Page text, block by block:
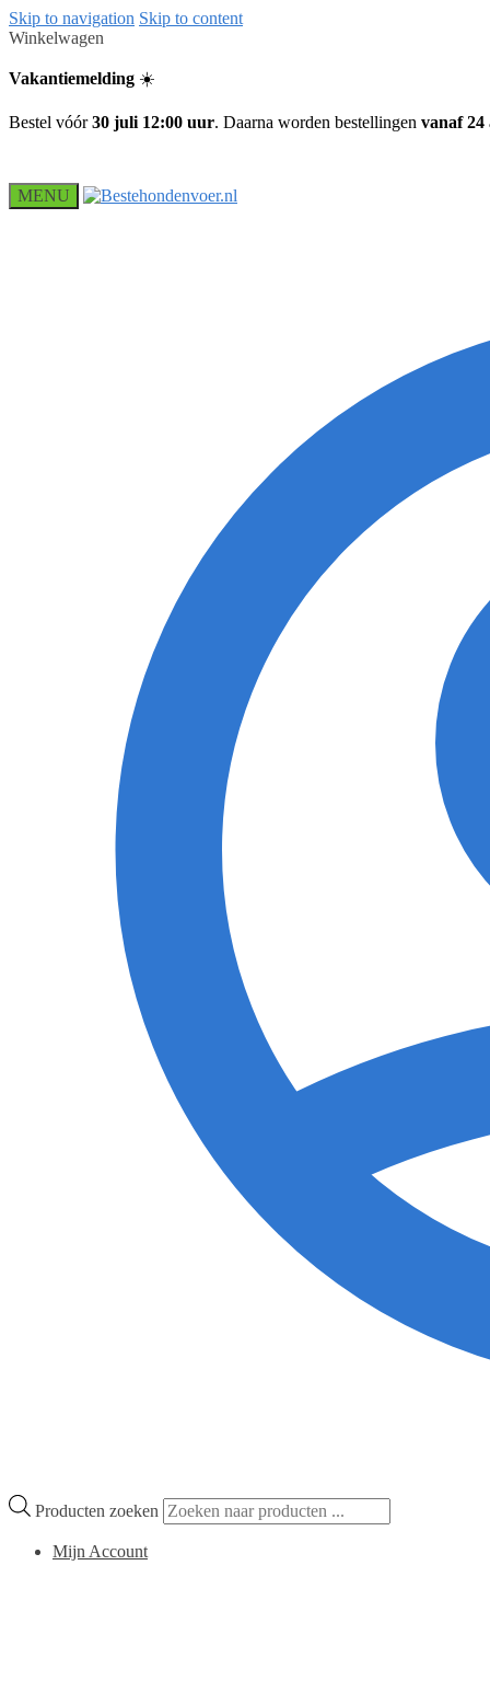
Skip to navigation Skip to content
Winkelwagen
Vakantiemelding ☀️
Bestel vóór30 juli 12:00 uur. Daarna worden bestellingen vanaf 24
MENU
Producten zoeken
Mijn Account